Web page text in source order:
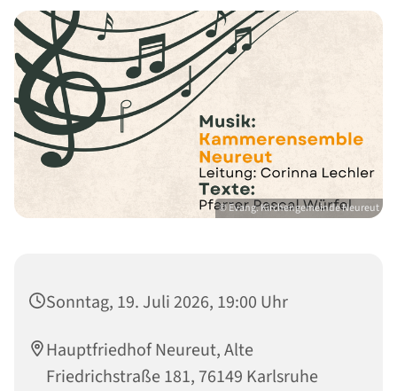
© Evang. Kirchengemeinde Neureut
Sonntag, 19. Juli 2026, 19:00 Uhr
Hauptfriedhof Neureut, Alte
Friedrichstraße 181, 76149 Karlsruhe